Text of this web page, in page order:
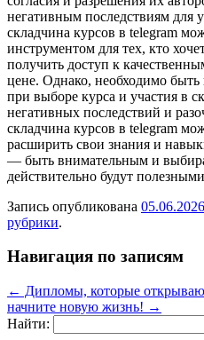
негативным последствиям для
складчина курсов в telegram
инструментом для тех, кто
получить доступ к
цене. Однако, необходимо
при выборе курса и участия в
негативных последствий и
складчина курсов в telegram
расширить свои знания и
— быть внимательным и
действительно будут
Запись опубликована 05.06.2026
рубрики.
Навигация по записям
← Дипломы, которые
начните новую жизнь! →
Найти: